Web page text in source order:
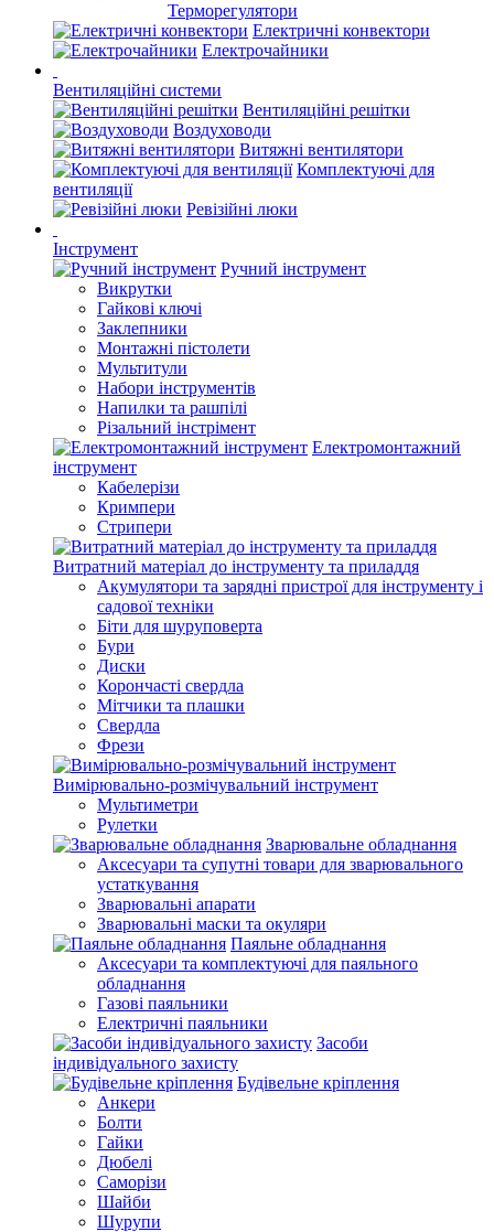
Терморегулятори
Електричні конвектори
Електрочайники
Вентиляційні системи
Вентиляційні решітки
Воздуховоди
Витяжні вентилятори
Комплектуючі для
вентиляції
Ревізійні люки
Інструмент
Ручний інструмент
Викрутки
Гайкові ключі
Заклепники
Монтажні пістолети
Мультитули
Набори інструментів
Напилки та рашпілі
Різальний інстрімент
Електромонтажний
інструмент
Кабелерізи
Кримпери
Стрипери
Витратний матеріал до інструменту та приладдя
Акумулятори та зарядні пристрої для інструменту і
садової техніки
Біти для шуруповерта
Бури
Диски
Корончасті свердла
Мітчики та плашки
Свердла
Фрези
Вимірювально-розмічувальний інструмент
Мультиметри
Рулетки
Зварювальне обладнання
Аксесуари та супутні товари для зварювального
устаткування
Зварювальні апарати
Зварювальні маски та окуляри
Паяльне обладнання
Аксесуари та комплектуючі для паяльного
обладнання
Газові паяльники
Електричні паяльники
Засоби
індивідуального захисту
Будівельне кріплення
Анкери
Болти
Гайки
Дюбелі
Саморізи
Шайби
Шурупи